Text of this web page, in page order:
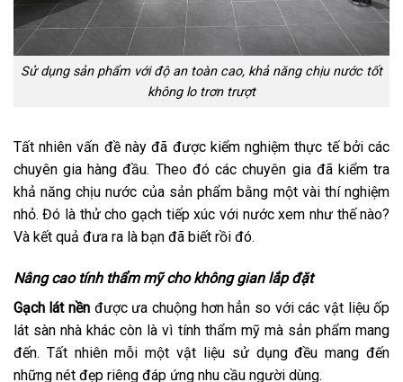
Sử dụng sản phẩm với độ an toàn cao, khả năng chịu nước tốt
không lo trơn trượt
Tất nhiên vấn đề này đã được kiểm nghiệm thực tế bởi các
chuyên gia hàng đầu. Theo đó các chuyên gia đã kiểm tra
khả năng chịu nước của sản phẩm bằng một vài thí nghiệm
nhỏ. Đó là thử cho gạch tiếp xúc với nước xem như thế nào?
Và kết quả đưa ra là bạn đã biết rồi đó.
Nâng cao tính thẩm mỹ cho không gian lắp đặt
Gạch lát nền được ưa chuộng hơn hẳn so với các vật liệu ốp
lát sàn nhà khác còn là vì tính thẩm mỹ mà sản phẩm mang
đến. Tất nhiên mỗi một vật liệu sử dụng đều mang đến
những nét đẹp riêng đáp ứng nhu cầu người dùng.